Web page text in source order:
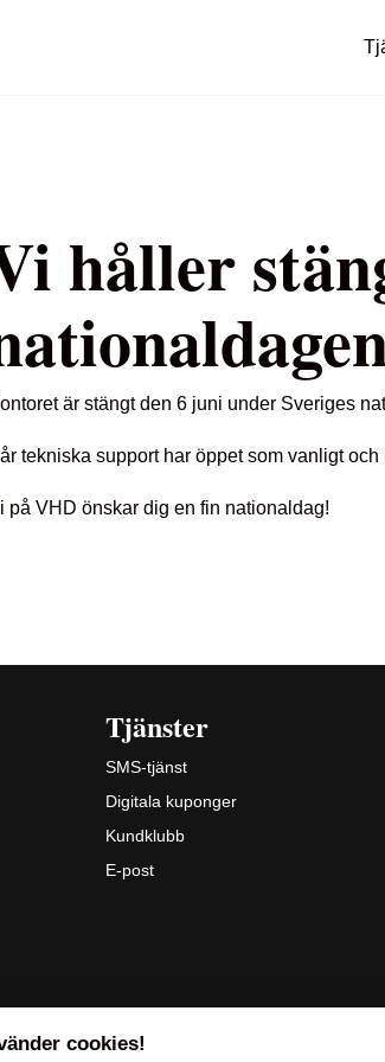
håller
är stängt den 6 juni under Sveriges
tekniska support har öppet som vanligt
på VHD önskar dig en fin nationaldag!
Tjänster
SMS-tjänst
Digitala kuponger
Kundklubb
E-post
cookies!